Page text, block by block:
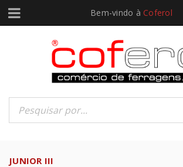
Bem-vindo à Coferol
JUNIOR III